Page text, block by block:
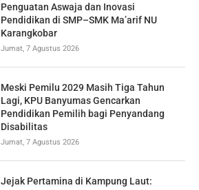
Penguatan Aswaja dan Inovasi
Pendidikan di SMP–SMK Ma’arif NU
Karangkobar
Jumat, 7 Agustus 2026
Meski Pemilu 2029 Masih Tiga Tahun
Lagi, KPU Banyumas Gencarkan
Pendidikan Pemilih bagi Penyandang
Disabilitas
Jumat, 7 Agustus 2026
Jejak Pertamina di Kampung Laut: